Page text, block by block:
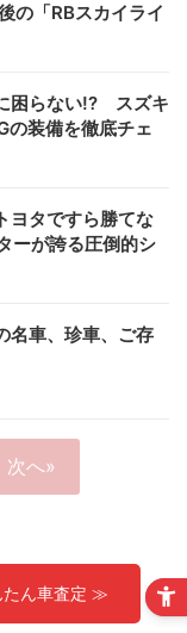
の「RBスカイライ
困らない!? スズキ
の装備を徹底チェ
ヨタですら勝てな
ーが誇る圧倒的シ
名車、珍車、ご存
次へ»
たん車査定 ≫